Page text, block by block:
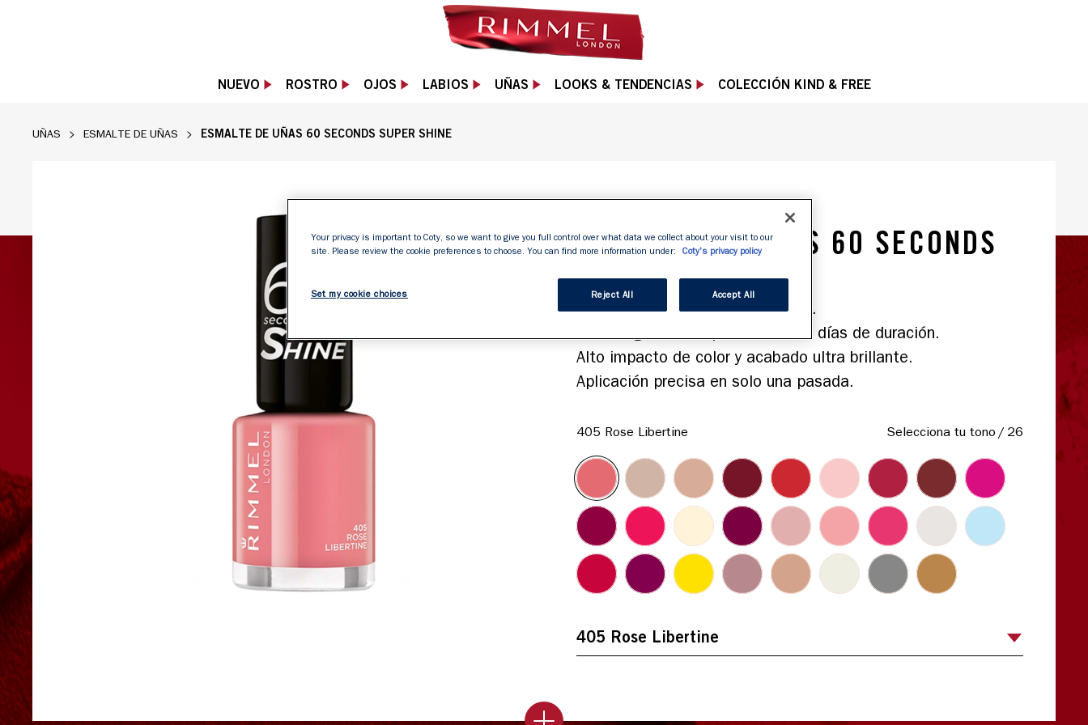
NUEVO ROSTRO OJOS LABIOS UÑAS LOOKS & TENDENCIAS COLECCIÓN KIND & FREE
UÑAS ESMALTE DE UÑAS ESMALTE DE UÑAS 60 SECONDS SUPER SHINE
ESMALTE DE UÑAS 60 SECONDS
SUPER SHINE
Alto impacto, color ultra brillante.
Tecnología 3 en 1 para hasta 10 días de duración.
Alto impacto de color y acabado ultra brillante.
Aplicación precisa en solo una pasada.
405 Rose Libertine Selecciona tu tono / 26
Your privacy is important to Coty, so we want to give you full control over what data we collect about your visit to our
site. Please review the cookie preferences to choose. You can find more information under:
Coty's privacy policy
Set my cookie choices Reject All Accept All